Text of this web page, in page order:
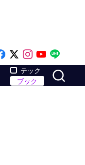
Like on Facebook
Follow on x
Follow on
Follow
テック
ブック